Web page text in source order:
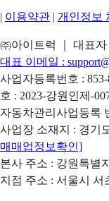
| 이용약관 | 개인정보
㈜아이트럭 ｜ 대표
대표 이메일 :
사업자등록번호 : 853-
호 : 2023-강원인제-
자동차관리사업등록
사업장 소재지 : 경기
매매업정보확인]
본사 주소 : 강원특별
지점 주소 : 서울시 서